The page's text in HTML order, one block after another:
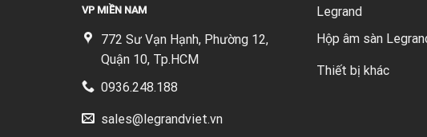
VP MIỀN NAM
772 Sư Vạn Hạnh, Phường 12,
Quận 10, Tp.HCM
0936.248.188
sales@legrandviet.vn
Legrand
Hộp âm sàn
Thiết bị khác